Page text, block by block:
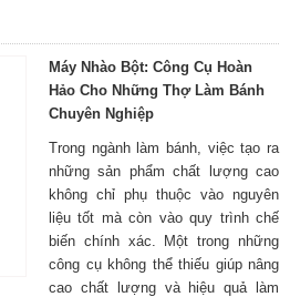
Máy Nhào Bột: Công Cụ Hoàn
Hảo Cho Những Thợ Làm Bánh
Chuyên Nghiệp
Trong ngành làm bánh, việc tạo ra
những sản phẩm chất lượng cao
không chỉ phụ thuộc vào nguyên
liệu tốt mà còn vào quy trình chế
biến chính xác. Một trong những
công cụ không thể thiếu giúp nâng
cao chất lượng và hiệu quả làm